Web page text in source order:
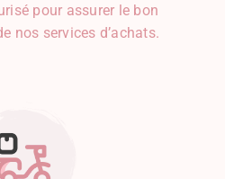
pour assurer le bon
nos services d’achats.